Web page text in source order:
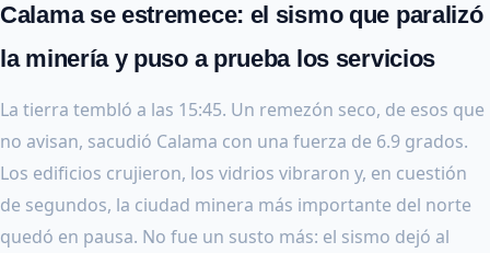
Calama se estremece: el sismo que paralizó
la minería y puso a prueba los servicios
La tierra tembló a las 15:45. Un remezón seco, de esos que
no avisan, sacudió Calama con una fuerza de 6.9 grados.
Los edificios crujieron, los vidrios vibraron y, en cuestión
de segundos, la ciudad minera más importante del norte
quedó en pausa. No fue un susto más: el sismo dejó al